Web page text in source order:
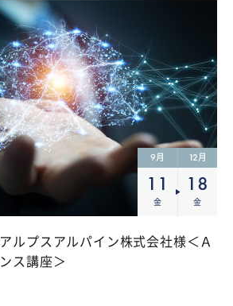
9月 12月
11
金
18
金
ルプスアルパイン株式会社様＜Ａ
ス講座＞